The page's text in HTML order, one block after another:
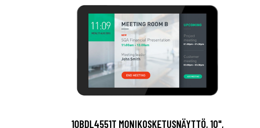
10BDL4551T MONIKOSKETUSNÄYTTÖ, 10",